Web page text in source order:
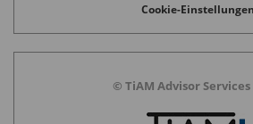
Cookie-Einstellungen
© TiAM Advisor Services